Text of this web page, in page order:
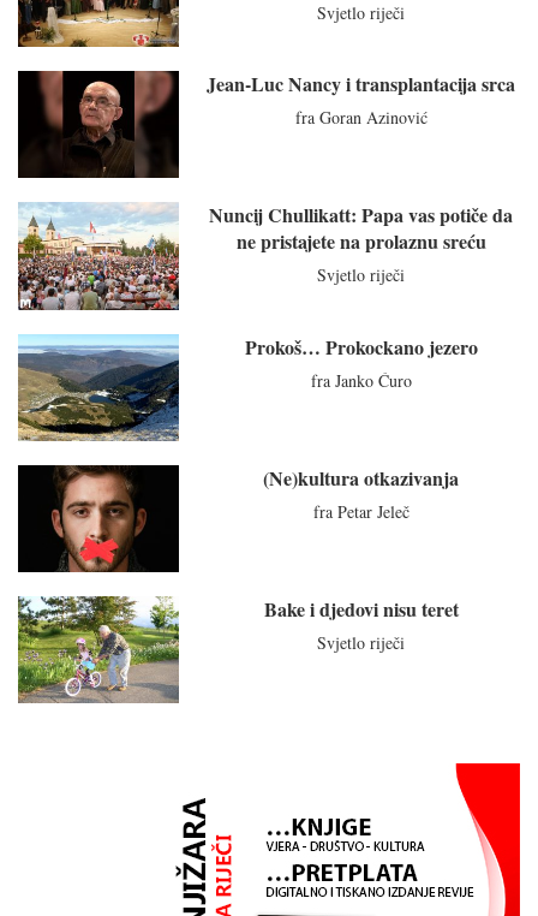
Svjetlo riječi
Jean-Luc Nancy i transplantacija srca
fra Goran Azinović
Nuncij Chullikatt: Papa vas potiče da
ne pristajete na prolaznu sreću
Svjetlo riječi
Prokoš… Prokockano jezero
fra Janko Ćuro
(Ne)kultura otkazivanja
fra Petar Jeleč
Bake i djedovi nisu teret
Svjetlo riječi